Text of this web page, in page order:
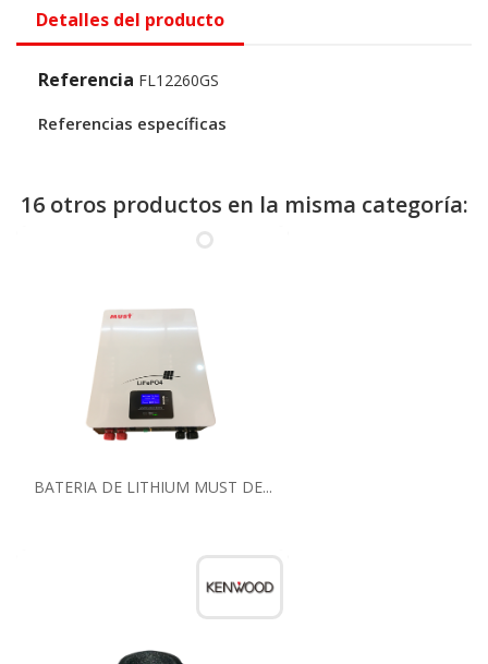
Detalles del producto
Referencia FL12260GS
Referencias específicas
16 otros productos en la misma categoría:
BATERIA DE LITHIUM MUST DE...